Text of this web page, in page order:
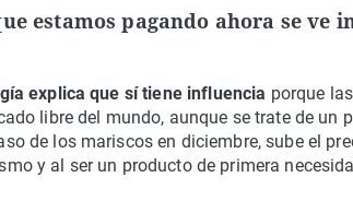
estamos pagando ahora se
explica que sí tiene influencia porque
libre del mundo, aunque se trate de un
de los mariscos en diciembre, sube el
y al ser un producto de primera